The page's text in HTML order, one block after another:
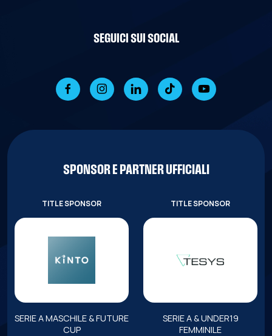
SEGUICI SUI SOCIAL
SPONSOR E PARTNER UFFICIALI
TITLE SPONSOR
SERIE A MASCHILE & FUTURE
CUP
TITLE SPONSOR
SERIE A & UNDER19
FEMMINILE